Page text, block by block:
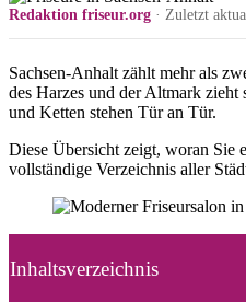
Redaktion friseur.org · Zuletzt
Sachsen-Anhalt zählt mehr als
des Harzes und der Altmark
und Ketten stehen Tür an Tür.
Diese Übersicht zeigt, woran Sie
vollständige Verzeichnis aller
Inhaltsverzeichnis